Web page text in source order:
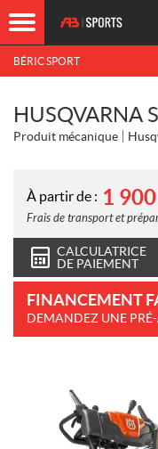
BÉRIC SPORT
HUSQVARNA
Produit mécanique
À partir de : 1 900
Frais de transport et
CALCULATRICE
DE PAIEMENT
FINANCEMENT
DEMANDEZ UNE